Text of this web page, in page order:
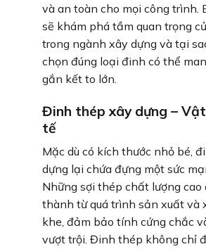
và an toàn cho mọi công trình.
sẽ khám phá tầm quan trọng
trong ngành xây dựng và tại
chọn đúng loại đinh có thể
gắn kết to lớn.
Đinh thép xây dựng –
tế
Mặc dù có kích thước nhỏ bé,
dựng lại chứa đựng một sức
Những sợi thép chất lượng cao
thành từ quá trình sản xuất và
khe, đảm bảo tính cứng chắc
vượt trội. Đinh thép không chỉ